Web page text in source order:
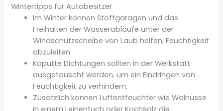
Wintertipps für Autobesitzer
Im Winter können Stoffgaragen und das
Freihalten der Wasserabläufe unter der
Windschutzscheibe von Laub helfen, Feuchtigkeit
abzuleiten.
Kaputte Dichtungen sollten in der Werkstatt
ausgetauscht werden, um ein Eindringen von
Feuchtigkeit zu verhindern.
Zusätzlich können Luftentfeuchter wie Walnüsse